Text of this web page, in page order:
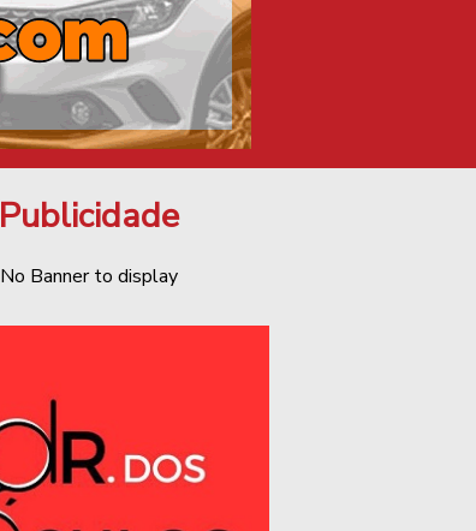
Publicidade
No Banner to display